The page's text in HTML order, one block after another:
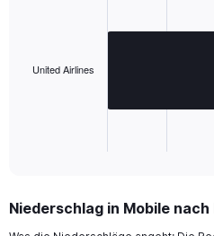
The
Range:
1
United Airlines
Niederschlag in Mobile nach